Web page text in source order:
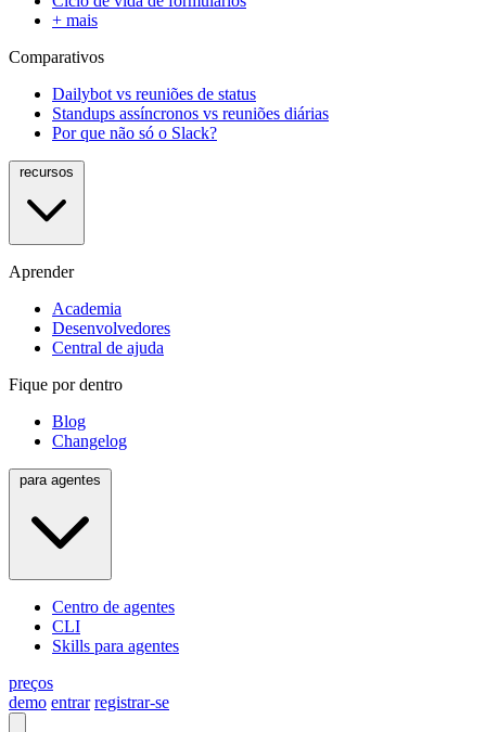
+ mais
Comparativos
Dailybot vs reuniões de status
Standups assíncronos vs reuniões diárias
Por que não só o Slack?
Aprender
Academia
Desenvolvedores
Central de ajuda
Fique por dentro
Blog
Changelog
Centro de agentes
CLI
Skills para agentes
preços
demo entrar registrar-se